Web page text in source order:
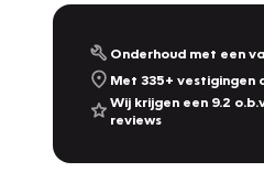
Onderhoud met een
Met 335+ vestigingen
Wij krijgen een 9.2
reviews